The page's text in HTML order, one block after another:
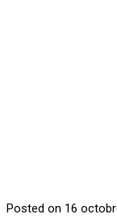
Posted on 16